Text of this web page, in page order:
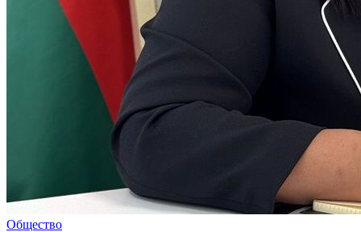
Общество